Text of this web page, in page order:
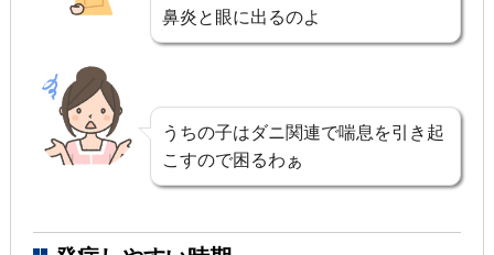
鼻炎と眼に出るのよ
うちの子はダニ関連で喘息を引き起
こすので困るわぁ